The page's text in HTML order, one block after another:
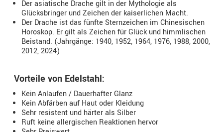
Der asiatische Drache gilt in der Mythologie als
Glücksbringer und Zeichen der kaiserlichen Macht.
Der Drache ist das fünfte Sternzeichen im Chinesischen
Horoskop. Er gilt als Zeichen für Glück und himmlischen
Beistand. (Jahrgänge: 1940, 1952, 1964, 1976, 1988, 2000,
2012, 2024)
Vorteile von Edelstahl:
Kein Anlaufen / Dauerhafter Glanz
Kein Abfärben auf Haut oder Kleidung
Sehr resistent und härter als Silber
Ruft keine allergischen Reaktionen hervor